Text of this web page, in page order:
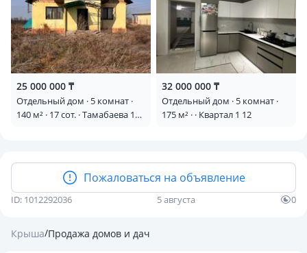
25 000 000 ₸
Отдельный дом · 5 комнат ·
140 м² · 17 сот. · Тамабаева 1
32 000 000 ₸
Отдельный дом · 5 комнат ·
175 м² · · Квартал 1 12
Пожаловаться на объявление
ID: 1012292036 5 августа 0
Крыша/Продажа домов и дач